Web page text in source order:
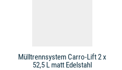
Mülltrennsystem Carro-Lift 2 x
52,5 L matt Edelstahl